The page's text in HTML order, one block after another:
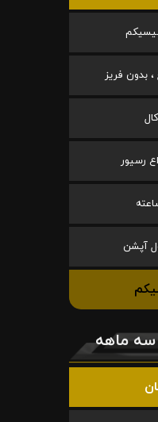
بدون فریز
رسیور
ماهه